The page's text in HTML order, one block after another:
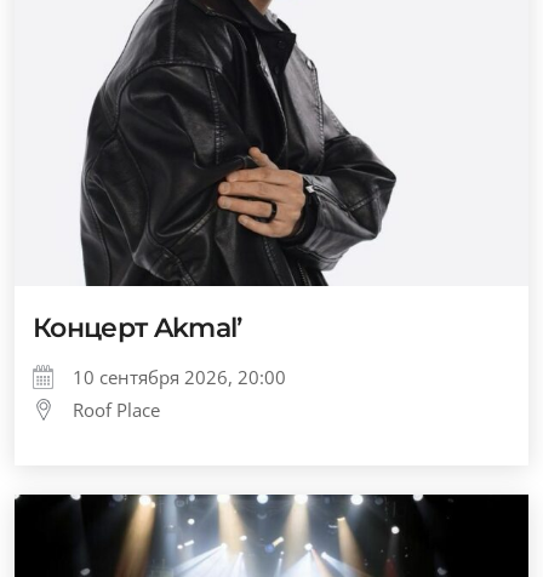
Концерт Akmal’
10 сентября 2026, 20:00
Roof Place